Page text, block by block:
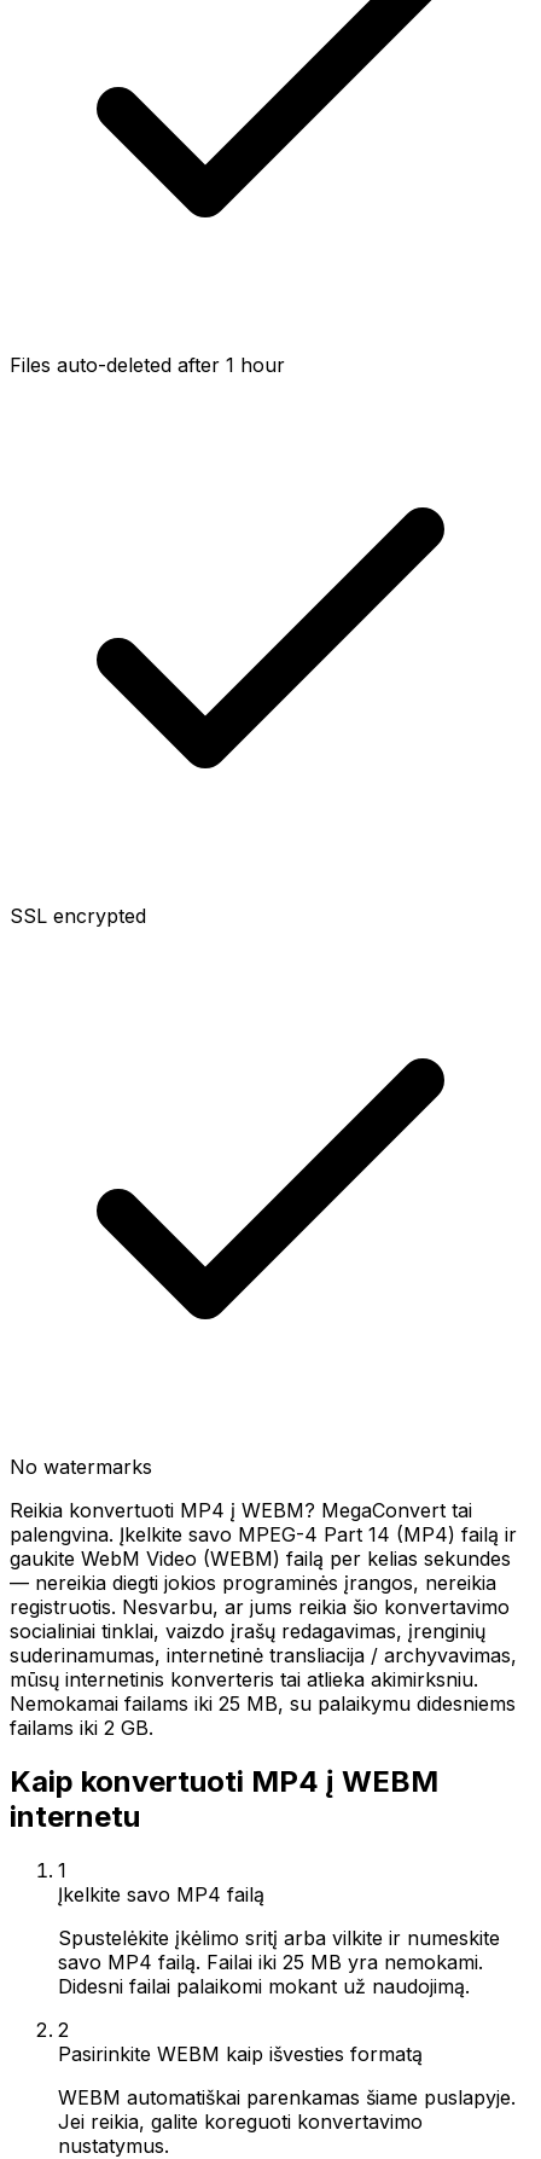
Files auto-deleted after 1 hour
SSL encrypted
No watermarks
Reikia konvertuoti MP4 į WEBM? MegaConvert tai
palengvina. Įkelkite savo MPEG-4 Part 14 (MP4) failą ir
gaukite WebM Video (WEBM) failą per kelias sekundes
— nereikia diegti jokios programinės įrangos, nereikia
registruotis. Nesvarbu, ar jums reikia šio konvertavimo
socialiniai tinklai, vaizdo įrašų redagavimas, įrenginių
suderinamumas, internetinė transliacija / archyvavimas,
mūsų internetinis konverteris tai atlieka akimirksniu.
Nemokamai failams iki 25 MB, su palaikymu didesniems
failams iki 2 GB.
Kaip konvertuoti MP4 į WEBM
internetu
1
Įkelkite savo MP4 failą
Spustelėkite įkėlimo sritį arba vilkite ir numeskite
savo MP4 failą. Failai iki 25 MB yra nemokami.
Didesni failai palaikomi mokant už naudojimą.
2
Pasirinkite WEBM kaip išvesties formatą
WEBM automatiškai parenkamas šiame puslapyje.
Jei reikia, galite koreguoti konvertavimo
nustatymus.